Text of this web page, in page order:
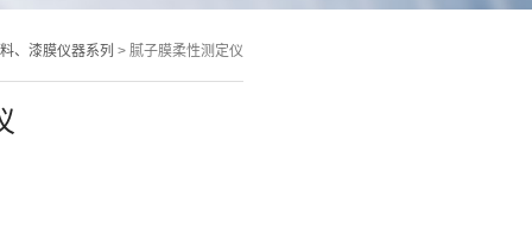
、漆膜仪器系列 > 腻子膜柔性测定仪